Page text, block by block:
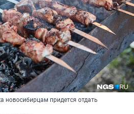
новосибирцам придется отдать